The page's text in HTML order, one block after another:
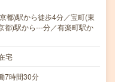
都)駅から徒歩4分／宝町(東
都)駅から---分／有楽町駅か
宅
7時間30分